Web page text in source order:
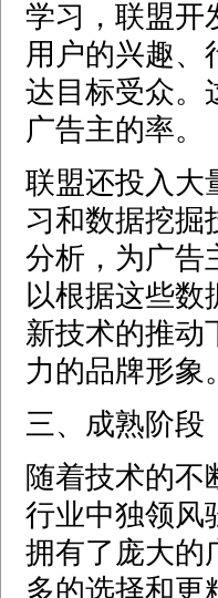
学习，联盟开
用户的兴趣、
达目标受众。
广告主的率。
联盟还投入大
习和数据挖掘
分析，为广告
以根据这些数
新技术的推动
力的品牌形象。
三、成熟阶段
随着技术的不
行业中独领风
拥有了庞大的
多的选择和更